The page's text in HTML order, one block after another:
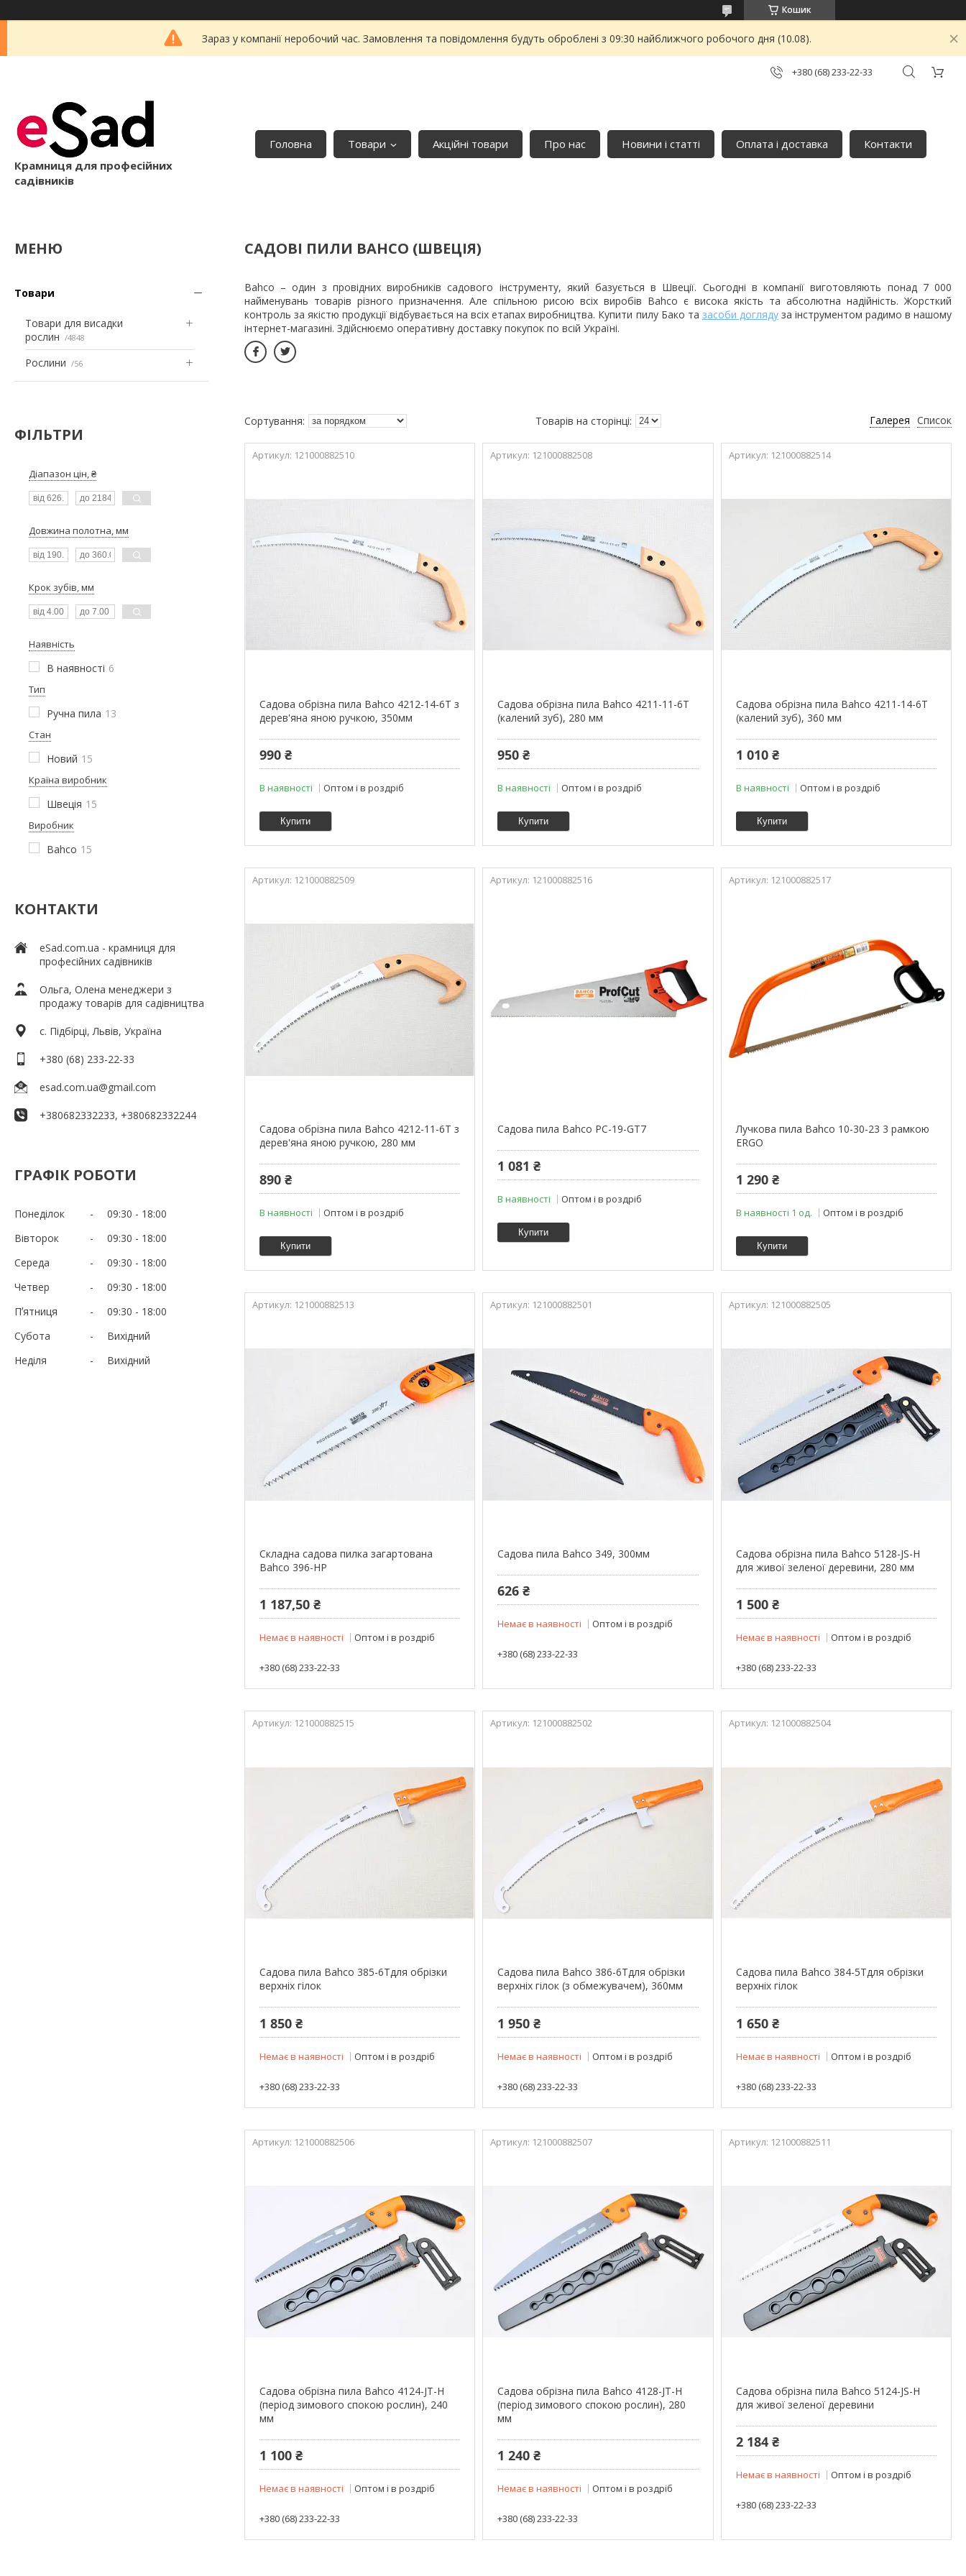
Кошик
Зараз у компанії неробочий час. Замовлення та повідомлення будуть оброблені з 09:30 найближчого робочого дня (10.08).
+380 (68) 233-22-33
Крамниця для професійних
садівників
Головна Товари Акційні товари Про нас Новини і статті Оплата і доставка Контакти
Товари
Товари для висадки
рослин
4848
Рослини 56
ФІЛЬТРИ
Діапазон цін, ₴
Довжина полотна, мм
Крок зубів, мм
Наявність
В наявності 6
Тип
Ручна пила 13
Стан
Новий 15
Країна виробник
Швеція 15
Виробник
Bahco 15
КОНТАКТИ
eSad.com.ua - крамниця для
професійних садівників
Ольга, Олена менеджери з
продажу товарів для садівництва
c. Підбірці, Львів, Україна
+380 (68) 233-22-33
esad.com.ua@gmail.com
+380682332233, +380682332244
ГРАФІК РОБОТИ
Понеділок 09:30
18:00
Вівторок
09:30
18:00
Середа
09:30
18:00
Четвер
09:30
18:00
Пʼятниця
09:30
18:00
Субота
Вихідний
Неділя
Вихідний
САДОВІ ПИЛИ BAHCO (ШВЕЦІЯ)
Bahco – один з провідних виробників садового інструменту, який базується в Швеції. Сьогодні в компанії виготовляють понад 7 000
найменувань товарів різного призначення. Але спільною рисою всіх виробів Bahco є висока якість та абсолютна надійність. Жорсткий
контроль за якістю продукції відбувається на всіх етапах виробництва. Купити пилу Бако та засоби доглядуза інструментом радимо в нашому
інтернет-магазині. Здійснюємо оперативну доставку покупок по всій Україні.
Галерея Список
121000882510
Садова обрізна пила Bahco 4212-14-6T з
дерев'яна яною ручкою, 350мм
990 ₴
В наявності Оптом і в роздріб
Купити
121000882508
Садова обрізна пила Bahco 4211-11-6T
(калений зуб), 280 мм
950 ₴
В наявності Оптом і в роздріб
Купити
121000882514
Садова обрізна пила Bahco 4211-14-6T
(калений зуб), 360 мм
1 010 ₴
В наявності Оптом і в роздріб
Купити
121000882509
Садова обрізна пила Bahco 4212-11-6T з
дерев'яна яною ручкою, 280 мм
890 ₴
В наявності Оптом і в роздріб
Купити
121000882516
Садова пила Bahco PC-19-GT7
1 081 ₴
В наявності Оптом і в роздріб
Купити
121000882517
Лучкова пила Bahco 10-30-23 3 рамкою
ERGO
1 290 ₴
В наявності 1 од. Оптом і в роздріб
Купити
121000882513
Складна садова пилка загартована
Bahco 396-HP
1 187,50 ₴
Немає в наявності Оптом і в роздріб
+380 (68) 233-22-33
121000882501
Садова пила Bahco 349, 300мм
626 ₴
Немає в наявності Оптом і в роздріб
+380 (68) 233-22-33
121000882505
Садова обрізна пила Bahco 5128-JS-H
для живої зеленої деревини, 280 мм
1 500 ₴
Немає в наявності Оптом і в роздріб
+380 (68) 233-22-33
121000882515
Садова пила Bahco 385-6Тдля обрізки
верхніх гілок
1 850 ₴
Немає в наявності Оптом і в роздріб
+380 (68) 233-22-33
121000882502
Садова пила Bahco 386-6Тдля обрізки
верхніх гілок (з обмежувачем), 360мм
1 950 ₴
Немає в наявності Оптом і в роздріб
+380 (68) 233-22-33
121000882504
Садова пила Bahco 384-5Тдля обрізки
верхніх гілок
1 650 ₴
Немає в наявності Оптом і в роздріб
+380 (68) 233-22-33
121000882506
Садова обрізна пила Bahco 4124-JT-H
(період зимового спокою рослин), 240
мм
1 100 ₴
Немає в наявності Оптом і в роздріб
+380 (68) 233-22-33
121000882507
Садова обрізна пила Bahco 4128-JT-H
(період зимового спокою рослин), 280
мм
1 240 ₴
Немає в наявності Оптом і в роздріб
+380 (68) 233-22-33
121000882511
Садова обрізна пила Bahco 5124-JS-H
для живої зеленої деревини
2 184 ₴
Немає в наявності Оптом і в роздріб
+380 (68) 233-22-33